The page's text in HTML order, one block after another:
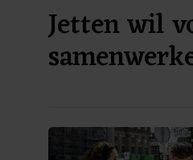
Jetten wil